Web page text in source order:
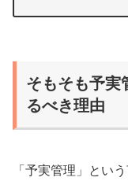
そもそも予実
るべき理由
「予実管理」とい